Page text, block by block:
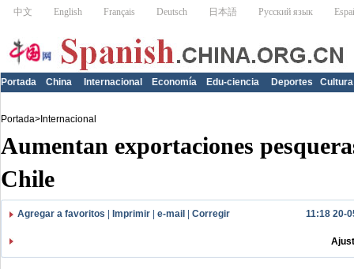
Portada China Internacional Economía Edu-ciencia Deportes Cultura
Portada> Internacional
Aumentan exportaciones
Chile
Agregar a favoritos Imprimir e-mail Corregir 11:18 20-